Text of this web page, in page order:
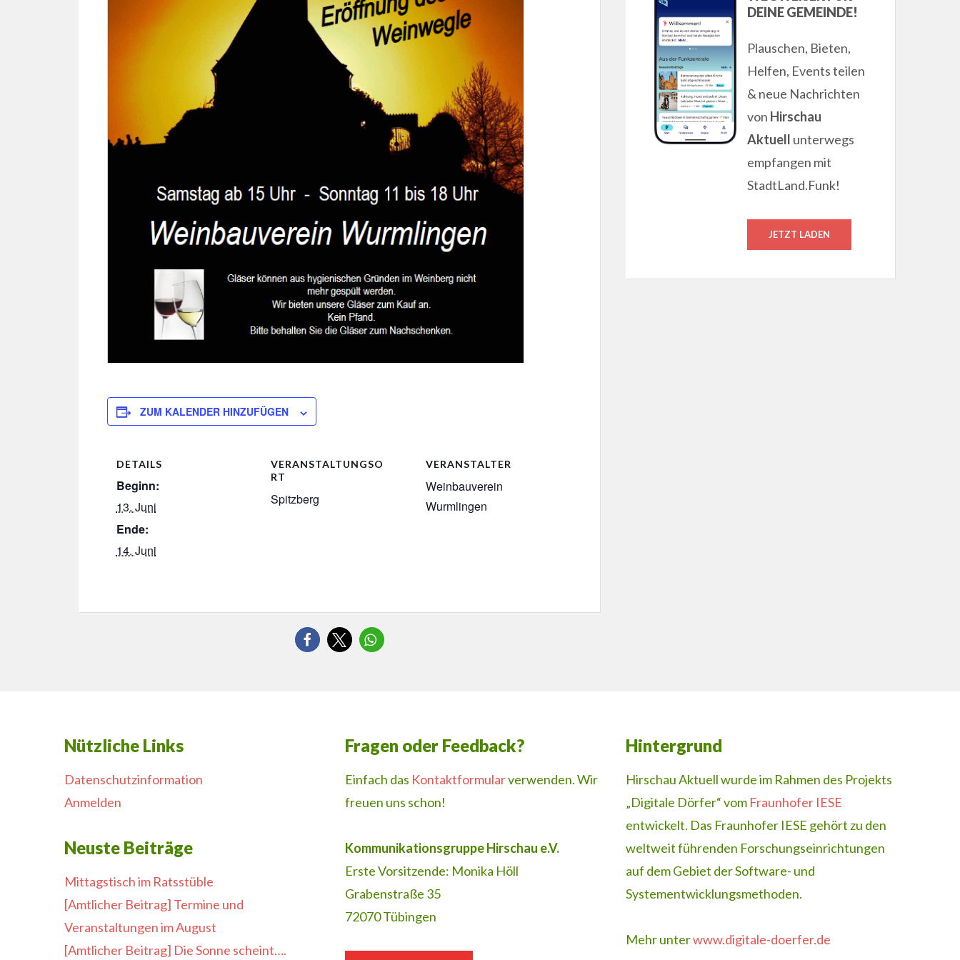
ZUM KALENDER HINZUFÜGEN
DETAILS
Beginn:
13. Juni
Ende:
14. Juni
VERANSTALTUNGSO
RT
Spitzberg
VERANSTALTER
Weinbauverein
Wurmlingen
DEINE GEMEINDE!
Plauschen, Bieten,
Helfen, Events teilen
& neue Nachrichten
von Hirschau
Aktuell unterwegs
empfangen mit
StadtLand.Funk!
JETZT LADEN
Nützliche Links
Datenschutzinformation
Anmelden
Neuste Beiträge
Mittagstisch im Ratsstüble
[Amtlicher Beitrag] Termine und
Veranstaltungen im August
[Amtlicher Beitrag] Die Sonne scheint….
Fragen oder Feedback?
Einfach das Kontaktformularverwenden. Wir
freuen uns schon!
Kommunikationsgruppe Hirschau e.V.
Erste Vorsitzende: Monika Höll
Grabenstraße 35
72070 Tübingen
Hintergrund
Hirschau Aktuell wurde im Rahmen des Projekts
„Digitale Dörfer“ vom Fraunhofer IESE
entwickelt. Das Fraunhofer IESE gehört zu den
weltweit führenden Forschungseinrichtungen
auf dem Gebiet der Software- und
Systementwicklungsmethoden.
Mehr unterwww.digitale-doerfer.de